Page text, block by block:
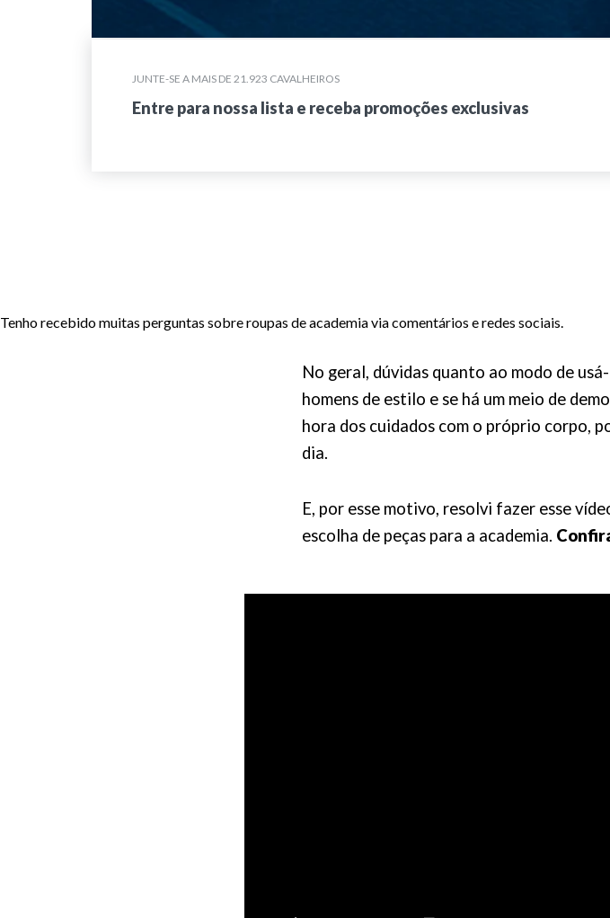
JUNTE-SE A MAIS DE 21.923 CAVALHEIROS
Entre para nossa lista e receba promoções exclusivas
Tenho recebido muitas perguntas sobre roupas de academia via comentários e redes sociais.
No geral, dúvidas quanto ao modo de
homens de estilo e se há um meio de
hora dos cuidados com o próprio corpo,
dia.
E, por esse motivo, resolvi fazer esse
escolha de peças para a academia.